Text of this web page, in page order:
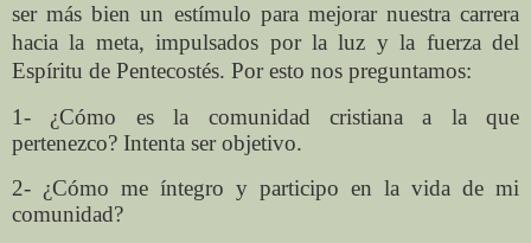
ser más bien un estímulo para mejorar nuestra carrera
hacia la meta, impulsados por la luz y la fuerza del
Espíritu de Pentecostés. Por esto nos preguntamos:
1- ¿Cómo es la comunidad cristiana a la que
pertenezco? Intenta ser objetivo.
2- ¿Cómo me íntegro y participo en la vida de mi
comunidad?